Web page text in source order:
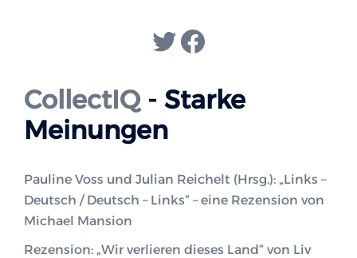
Twitter
Facebook
CollectIQ- Starke
Meinungen
Pauline Voss und Julian Reichelt (Hrsg.): „Links –
Deutsch / Deutsch – Links“ – eine Rezension von
Michael Mansion
Rezension: „Wir verlieren dieses Land“ von Liv